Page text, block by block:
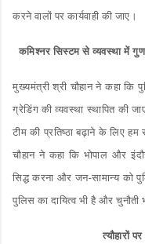
करने वालों पर कार्यवाही की जाए।
कमिश्नर सिस्टम से व्यवस्था में
मुख्यमंत्री श्री चौहान ने कहा कि
ग्रेडिंग की व्यवस्था स्थापित की
टीम की प्रतिष्ठा बढ़ाने के लिए
चौहान ने कहा कि भोपाल और
सिद्ध करना और जन-सामान्य को
पुलिस का दायित्व भी है और चुनौती
त्यौहारों